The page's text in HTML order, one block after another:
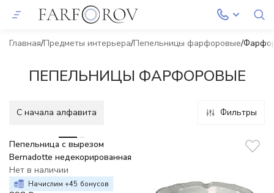
Главная Предметы интерьера Пепельницы фарфоровые
ПЕПЕЛЬНИЦЫ ФАРФОРОВЫЕ
C начала алфавита Фильтры
Пепельница с вырезом
Bernadotte недекорированная
Нет в наличии
Начислим +45 бонусов